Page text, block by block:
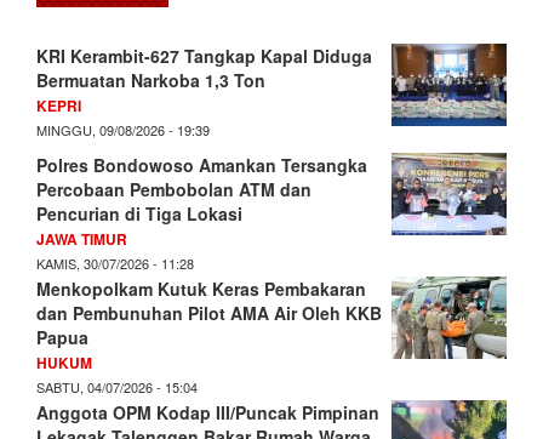
KRI Kerambit-627 Tangkap Kapal Diduga
Bermuatan Narkoba 1,3 Ton
KEPRI
MINGGU, 09/08/2026 - 19:39
Polres Bondowoso Amankan Tersangka
Percobaan Pembobolan ATM dan
Pencurian di Tiga Lokasi
JAWA TIMUR
KAMIS, 30/07/2026 - 11:28
Menkopolkam Kutuk Keras Pembakaran
dan Pembunuhan Pilot AMA Air Oleh KKB
Papua
HUKUM
SABTU, 04/07/2026 - 15:04
Anggota OPM Kodap III/Puncak Pimpinan